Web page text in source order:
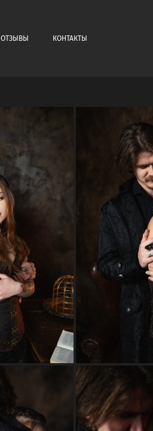
ОТЗЫВЫ КОНТАКТЫ